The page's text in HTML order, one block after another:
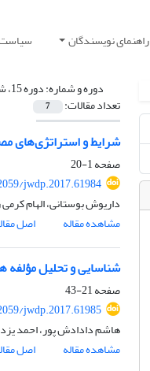
راهنمای نویسندگان سیاست
دوره و شماره:دوره 15، شماره 1، بهار 1396، صفحه 1-147
تعداد مقالات: 7
شرایط و استراتژی‌های
صفحه1-20
jwdp.2017.61984
داریوش بوستانی، الهام
مشاهده مقاله
اصل
شناسایی و تحلیل
صفحه21-43
jwdp.2017.61985
هاشم دادادش پور، احمد
مشاهده مقاله
اصل